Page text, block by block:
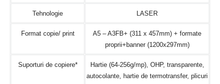
Tehnologie LASER
Format copie/ print
A5 – A3FB+ (311 x 457mm) + formate
proprii+banner (1200x297mm)
Suporturi de copiere*
Hartie (64-256g/mp), OHP, transparente,
autocolante, hartie de termotransfer, plicuri